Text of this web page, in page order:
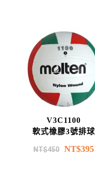
V3C1100
軟式橡膠3號排球
NT$450 NT$395